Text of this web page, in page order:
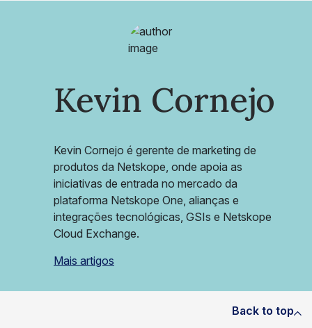
Kevin Cornejo
Kevin Cornejo é gerente de marketing de
produtos da Netskope, onde apoia as
iniciativas de entrada no mercado da
plataforma Netskope One, alianças e
integrações tecnológicas, GSIs e Netskope
Cloud Exchange.
Mais artigos
Back to top